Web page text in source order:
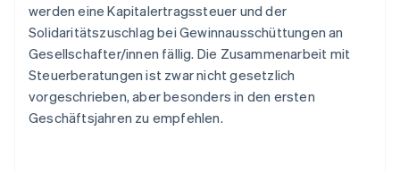
werden eine Kapitalertragssteuer und der
Solidaritätszuschlag bei Gewinnausschüttungen an
Gesellschafter/innen fällig. Die Zusammenarbeit mit
Steuerberatungen ist zwar nicht gesetzlich
vorgeschrieben, aber besonders in den ersten
Geschäftsjahren zu empfehlen.